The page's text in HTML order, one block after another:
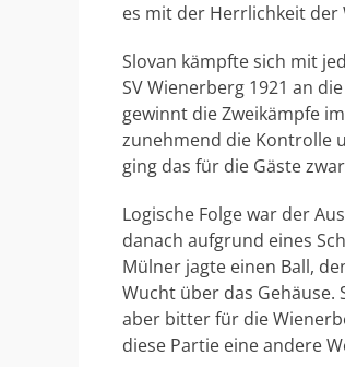
es mit der Herrlichkeit
Slovan kämpfte sich mit
SV Wienerberg 1921 an
gewinnt die Zweikämpfe
zunehmend die Kontrolle
ging das für die Gäste
Logische Folge war der
danach aufgrund eines
Mülner jagte einen Ball,
Wucht über das
aber bitter für die
diese Partie eine andere